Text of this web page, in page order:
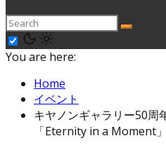
You are here:
Home
イベント
キヤノンギャラリー50周
「Eternity in a Moment」